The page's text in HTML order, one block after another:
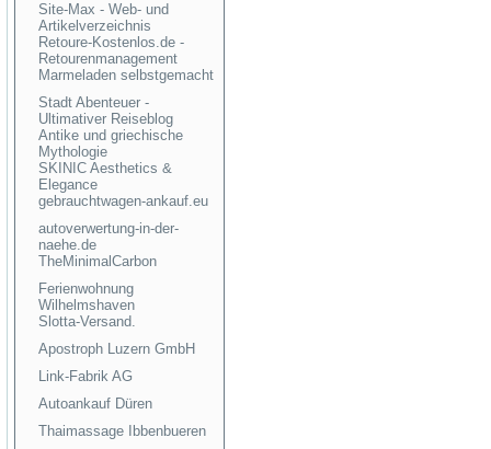
Site-Max - Web- und
Artikelverzeichnis
Retoure-Kostenlos.de -
Retourenmanagement
Marmeladen selbstgemacht
Stadt Abenteuer -
Ultimativer Reiseblog
Antike und griechische
Mythologie
SKINIC Aesthetics &
Elegance
gebrauchtwagen-ankauf.eu
autoverwertung-in-der-
naehe.de
TheMinimalCarbon
Ferienwohnung
Wilhelmshaven
Slotta-Versand.
Apostroph Luzern GmbH
Link-Fabrik AG
Autoankauf Düren
Thaimassage Ibbenbueren